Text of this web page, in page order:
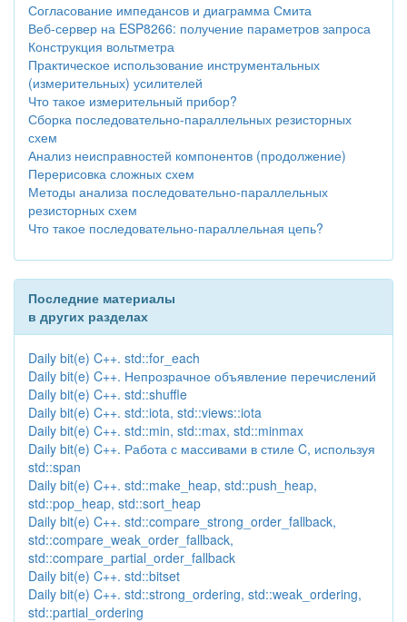
Согласование импедансов и диаграмма Смита
Веб-сервер на ESP8266: получение параметров запроса
Конструкция вольтметра
Практическое использование инструментальных
(измерительных) усилителей
Что такое измерительный прибор?
Сборка последовательно-параллельных резисторных
схем
Анализ неисправностей компонентов (продолжение)
Перерисовка сложных схем
Методы анализа последовательно-параллельных
резисторных схем
Что такое последовательно-параллельная цепь?
Последние материалы
в других разделах
Daily bit(e) C++. std::for_each
Daily bit(e) C++. Непрозрачное объявление перечислений
Daily bit(e) C++. std::shuffle
Daily bit(e) C++. std::iota, std::views::iota
Daily bit(e) C++. std::min, std::max, std::minmax
Daily bit(e) C++. Работа с массивами в стиле C, используя
std::span
Daily bit(e) C++. std::make_heap, std::push_heap,
std::pop_heap, std::sort_heap
Daily bit(e) C++. std::compare_strong_order_fallback,
std::compare_weak_order_fallback,
std::compare_partial_order_fallback
Daily bit(e) C++. std::bitset
Daily bit(e) C++. std::strong_ordering, std::weak_ordering,
std::partial_ordering